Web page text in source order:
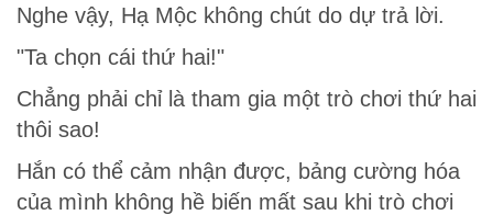
Nghe vậy, Hạ Mộc không chút do dự trả lời.
"Ta chọn cái thứ hai!"
Chẳng phải chỉ là tham gia một trò chơi thứ hai
thôi sao!
Hắn có thể cảm nhận được, bảng cường hóa
của mình không hề biến mất sau khi trò chơi